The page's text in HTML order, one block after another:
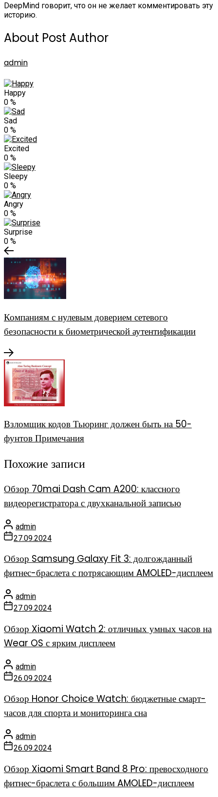
DeepMind говорит, что он не желает комментировать эту
историю.
About Post Author
admin
Happy
0 %
Sad
0 %
Excited
0 %
Sleepy
0 %
Angry
0 %
Surprise
0 %
Компаниям с нулевым доверием сетевого
безопасности к биометрической аутентификации
Взломщик кодов Тьюринг должен быть на 50-
фунтов Примечания
Похожие записи
Обзор 70mai Dash Cam A200: классного
видеорегистратора с двухканальной записью
admin
27.09.2024
Обзор Samsung Galaxy Fit 3: долгожданный
фитнес-браслета с потрясающим AMOLED-дисплеем
admin
27.09.2024
Обзор Xiaomi Watch 2: отличных умных часов на
Wear OS с ярким дисплеем
admin
26.09.2024
Обзор Honor Choice Watch: бюджетные смарт-
часов для спорта и мониторинга сна
admin
26.09.2024
Обзор Xiaomi Smart Band 8 Pro: превосходного
фитнес-браслета с большим AMOLED-дисплеем